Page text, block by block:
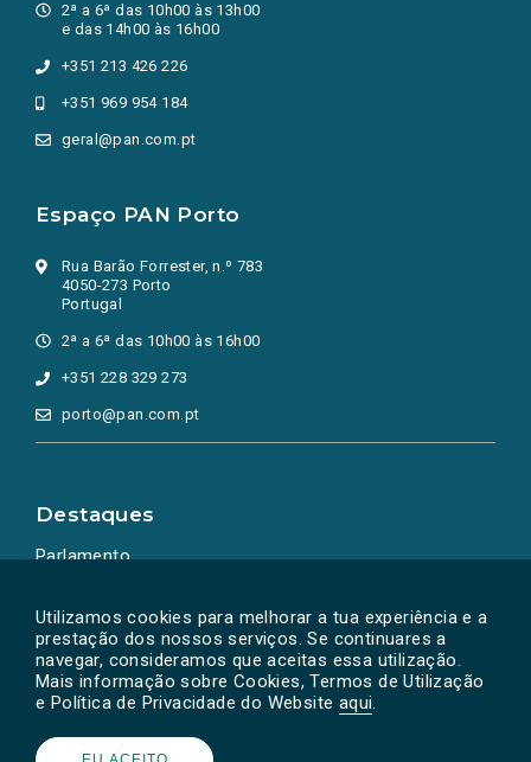
Utilizamos cookies para melhorar a tua experiência e a
prestação dos nossos serviços. Se continuares a
navegar, consideramos que aceitas essa utilização.
Mais informação sobre Cookies, Termos de Utilização
e Política de Privacidade do Website aqui.
2ª a 6ª das 10h00 às 13h00
e das 14h00 às 16h00
+351 213 426 226
+351 969 954 184
geral@pan.com.pt
Espaço PAN Porto
Rua Barão Forrester, n.º 783
4050-273 Porto
Portugal
2ª a 6ª das 10h00 às 16h00
+351 228 329 273
porto@pan.com.pt
Destaques
Parlamento